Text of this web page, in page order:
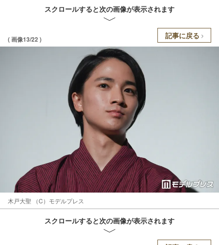
スクロールすると次の画像が表示されます
( 画像13/22 ) 記事に戻る
木戸大聖 （C）モデルプレス
スクロールすると次の画像が表示されます